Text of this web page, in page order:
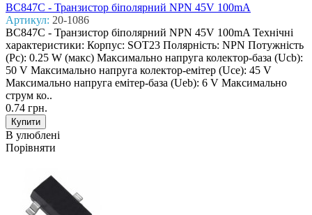
BC847C - Транзистор біполярний NPN 45V 100mA
Артикул: 20-1086
BC847C - Транзистор біполярний NPN 45V 100mA Технічні
характеристики: Корпус: SOT23 Полярність: NPN Потужність
(Pc): 0.25 W (макс) Макcимально напруга колектор-база (Ucb):
50 V Макcимально напруга колектор-емітер (Uce): 45 V
Макcимально напруга емітер-база (Ueb): 6 V Макcимально
струм ко..
0.74 грн.
В улюблені
Порівняти